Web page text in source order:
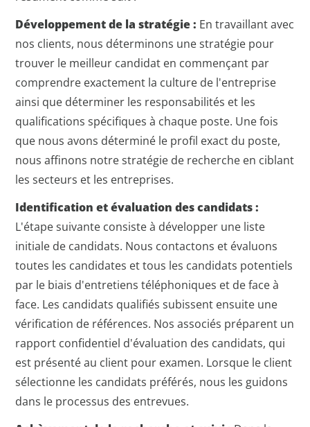
Développement de la stratégie : En travaillant avec
nos clients, nous déterminons une stratégie pour
trouver le meilleur candidat en commençant par
comprendre exactement la culture de l'entreprise
ainsi que déterminer les responsabilités et les
qualifications spécifiques à chaque poste. Une fois
que nous avons déterminé le profil exact du poste,
nous affinons notre stratégie de recherche en ciblant
les secteurs et les entreprises.
Identification et évaluation des candidats :
L'étape suivante consiste à développer une liste
initiale de candidats. Nous contactons et évaluons
toutes les candidates et tous les candidats potentiels
par le biais d'entretiens téléphoniques et de face à
face. Les candidats qualifiés subissent ensuite une
vérification de références. Nos associés préparent un
rapport confidentiel d'évaluation des candidats, qui
est présenté au client pour examen. Lorsque le client
sélectionne les candidats préférés, nous les guidons
dans le processus des entrevues.